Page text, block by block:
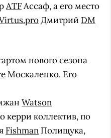
ATFАссаф, а его место
Дмитрий DM
нового сезона
Москаленко. Его
Watson
керри коллектив, по
Fishman Полищука,